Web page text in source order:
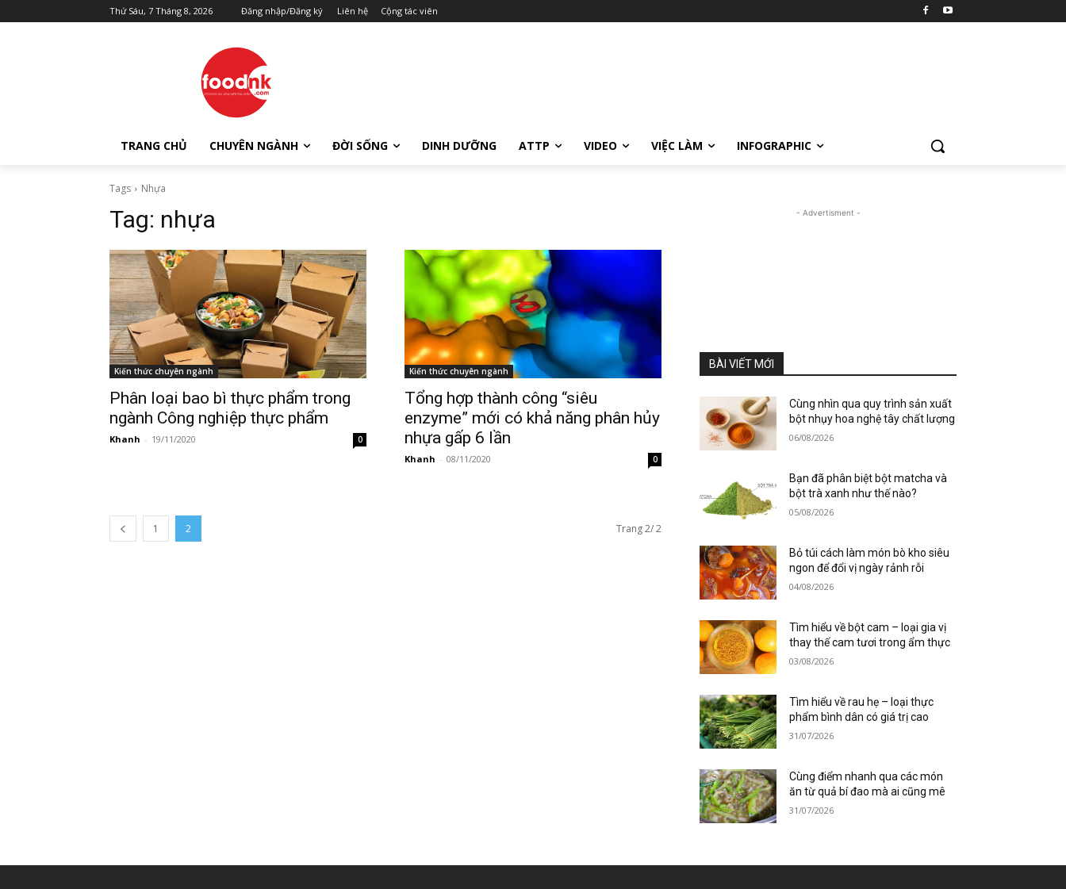
Thứ Sáu, 7 Tháng 8, 2026 Đăng nhập/Đăng ký Liên hệ Cộng tác viên
TRANG CHỦ CHUYÊN NGÀNH ĐỜI SỐNG DINH DƯỠNG ATTP VIDEO VIỆC LÀM INFOGRAPHIC
Tags Nhựa
Tag: nhựa
Kiến thức chuyên ngành
Phân loại bao bì thực phẩm trong
ngành Công nghiệp thực phẩm
Khanh - 19/11/2020 0
Kiến thức chuyên ngành
Tổng hợp thành công “siêu
enzyme” mới có khả năng phân hủy
nhựa gấp 6 lần
Khanh - 08/11/2020 0
1 2 Trang 2/ 2
- Advertisment -
BÀI VIẾT MỚI
Cùng nhìn qua quy trình sản xuất
bột nhụy hoa nghệ tây chất lượng
06/08/2026
Bạn đã phân biệt bột matcha và
bột trà xanh như thế nào?
05/08/2026
Bỏ túi cách làm món bò kho siêu
ngon để đổi vị ngày rảnh rỗi
04/08/2026
Tìm hiểu về bột cam – loại gia vị
thay thế cam tươi trong ẩm thực
03/08/2026
Tìm hiểu về rau hẹ – loại thực
phẩm bình dân có giá trị cao
31/07/2026
Cùng điểm nhanh qua các món
ăn từ quả bí đao mà ai cũng mê
31/07/2026